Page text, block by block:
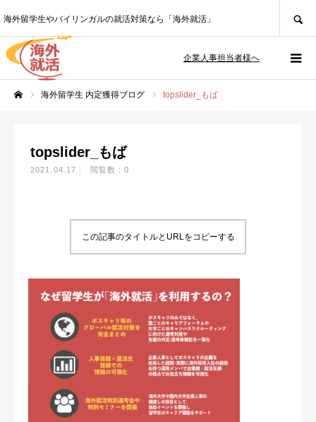
海外留学生やバイリンガルの就活対策なら「海外就活」
企業人事担当者様へ
海外留学生 内定獲得ブログ topslider_もば
topslider_もば
2021.04.17 閲覧数：0
この記事のタイトルとURLをコピーする